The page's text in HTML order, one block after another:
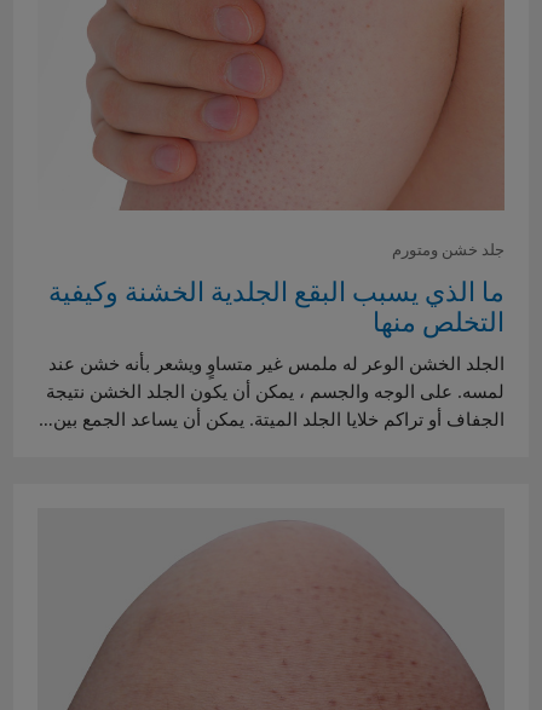
جلد خشن ومتورم
ما الذي يسبب البقع الجلدية الخشنة وكيفية
التخلص منها
الجلد الخشن الوعر له ملمس غير متساوٍ ويشعر بأنه خشن عند
لمسه. على الوجه والجسم ، يمكن أن يكون الجلد الخشن نتيجة
الجفاف أو تراكم خلايا الجلد الميتة. يمكن أن يساعد الجمع بين…